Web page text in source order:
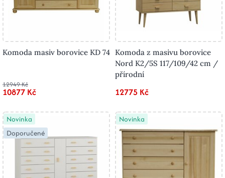
Komoda masiv borovice KD 74
12949 Kč
10877 Kč
Komoda z masivu borovice
Nord K2/5S 117/109/42 cm /
přírodní
12775 Kč
Novinka
Doporučené
Novinka